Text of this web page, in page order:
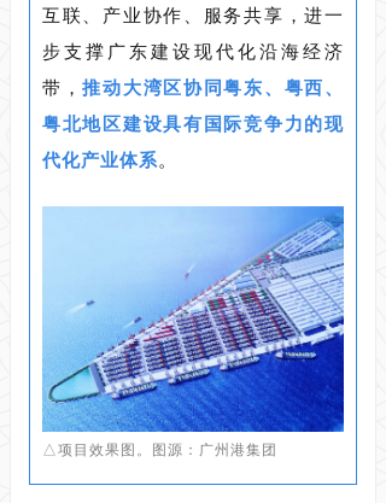
互联、产业协作、服务共享，进一
步支撑广东建设现代化沿海经济
带，推动大湾区协同粤东、粤西、
粤北地区建设具有国际竞争力的现
代化产业体系。
△项目效果图。图源：广州港集团